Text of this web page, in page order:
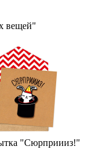
вещей"
"Сюрприииз!"